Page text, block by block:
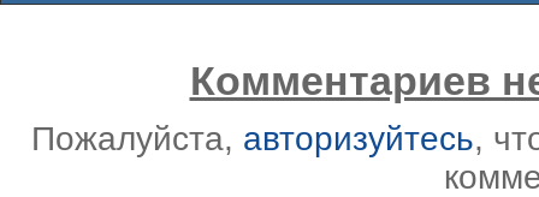
Комментариев
Пожалуйста, авторизуйтесь,